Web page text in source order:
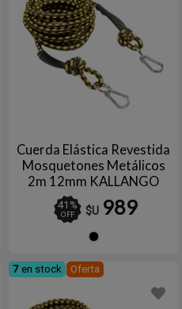
Cuerda Elástica Revestida
Mosquetones Metálicos
2m 12mm KALLANGO
41 %
OFF $U 989
7 en stock Oferta